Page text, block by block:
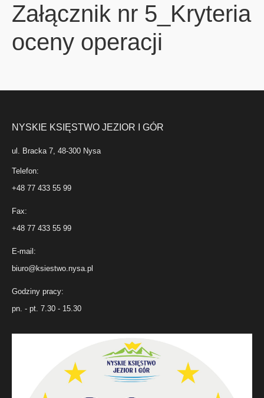
Załącznik nr 5_Kryteria
oceny operacji
NYSKIE KSIĘSTWO JEZIOR I GÓR
ul. Bracka 7, 48-300 Nysa
Telefon:
+48 77 433 55 99
Fax:
+48 77 433 55 99
E-mail:
biuro@ksiestwo.nysa.pl
Godziny pracy:
pn. - pt. 7.30 - 15.30